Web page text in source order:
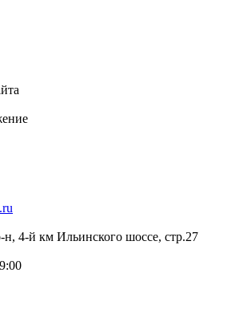
4-й км Ильинского шоссе, стр.27